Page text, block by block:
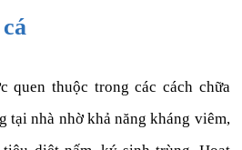
quen thuộc trong các cách chữa
tại nhà nhờ khả năng kháng viêm,